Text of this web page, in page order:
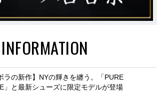
INFORMATION
ラの新作】NYの輝きを纏う。「PURE
」と最新シューズに限定モデルが登場